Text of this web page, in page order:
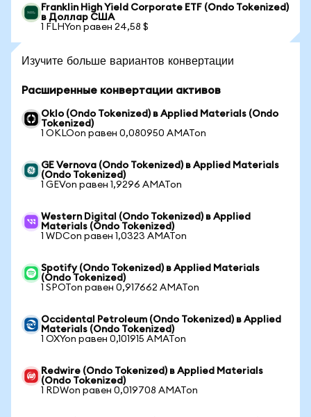
Franklin High Yield Corporate ETF (Ondo Tokenized)
в Доллар США
1 FLHYon равен 24,58 $
Изучите больше вариантов конвертации
Расширенные конвертации активов
Oklo (Ondo Tokenized) в Applied Materials (Ondo
Tokenized)
1 OKLOon равен 0,080950 AMATon
GE Vernova (Ondo Tokenized) в Applied Materials
(Ondo Tokenized)
1 GEVon равен 1,9296 AMATon
Western Digital (Ondo Tokenized) в Applied
Materials (Ondo Tokenized)
1 WDCon равен 1,0323 AMATon
Spotify (Ondo Tokenized) в Applied Materials
(Ondo Tokenized)
1 SPOTon равен 0,917662 AMATon
Occidental Petroleum (Ondo Tokenized) в Applied
Materials (Ondo Tokenized)
1 OXYon равен 0,101915 AMATon
Redwire (Ondo Tokenized) в Applied Materials
(Ondo Tokenized)
1 RDWon равен 0,019708 AMATon